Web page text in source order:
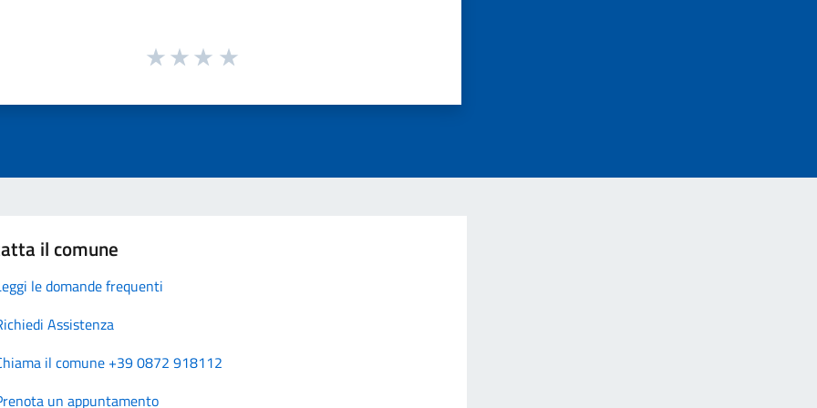
il comune
le domande frequenti
Assistenza
il comune +39 0872 918112
un appuntamento